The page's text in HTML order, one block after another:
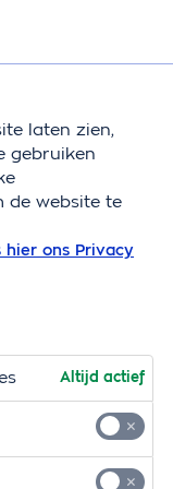
antibiotica
vergoeding biedt
laten zien,
gebruiken
de website te
hier ons Privacy
Altijd actief